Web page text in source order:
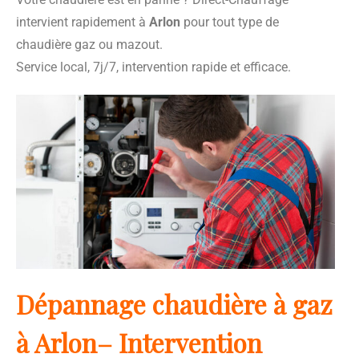
intervient rapidement à Arlon pour tout type de
chaudière gaz ou mazout.
Service local, 7j/7, intervention rapide et efficace.
Dépannage chaudière à gaz
à Arlon– Intervention